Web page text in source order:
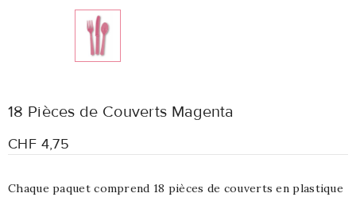
18 Pièces de Couverts Magenta
CHF 4,75
Chaque paquet comprend 18 pièces de couverts en plastique